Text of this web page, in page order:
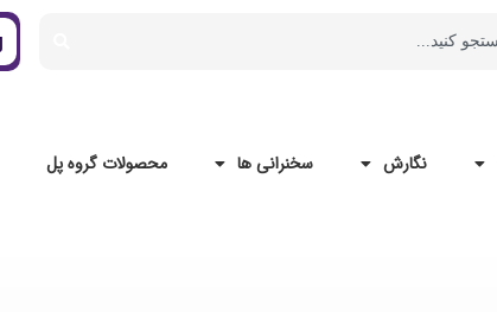
نگارش سخنرانی ها محصولات گروه پل